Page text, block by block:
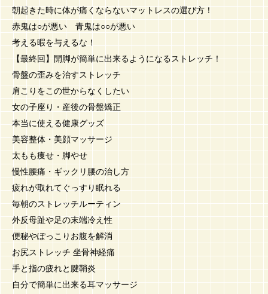
朝起きた時に体が痛くならないマットレスの選び方！
赤鬼は○が悪い 青鬼は○○が悪い
考える暇を与えるな！
【最終回】開脚が簡単に出来るようになるストレッチ！
骨盤の歪みを治すストレッチ
肩こりをこの世からなくしたい
女の子座り・産後の骨盤矯正
本当に使える健康グッズ
美容整体・美顔マッサージ
太もも痩せ・脚やせ
慢性腰痛・ギックリ腰の治し方
疲れが取れてぐっすり眠れる
毎朝のストレッチルーティン
外反母趾や足の末端冷え性
便秘やぽっこりお腹を解消
お尻ストレッチ 坐骨神経痛
手と指の疲れと腱鞘炎
自分で簡単に出来る耳マッサージ